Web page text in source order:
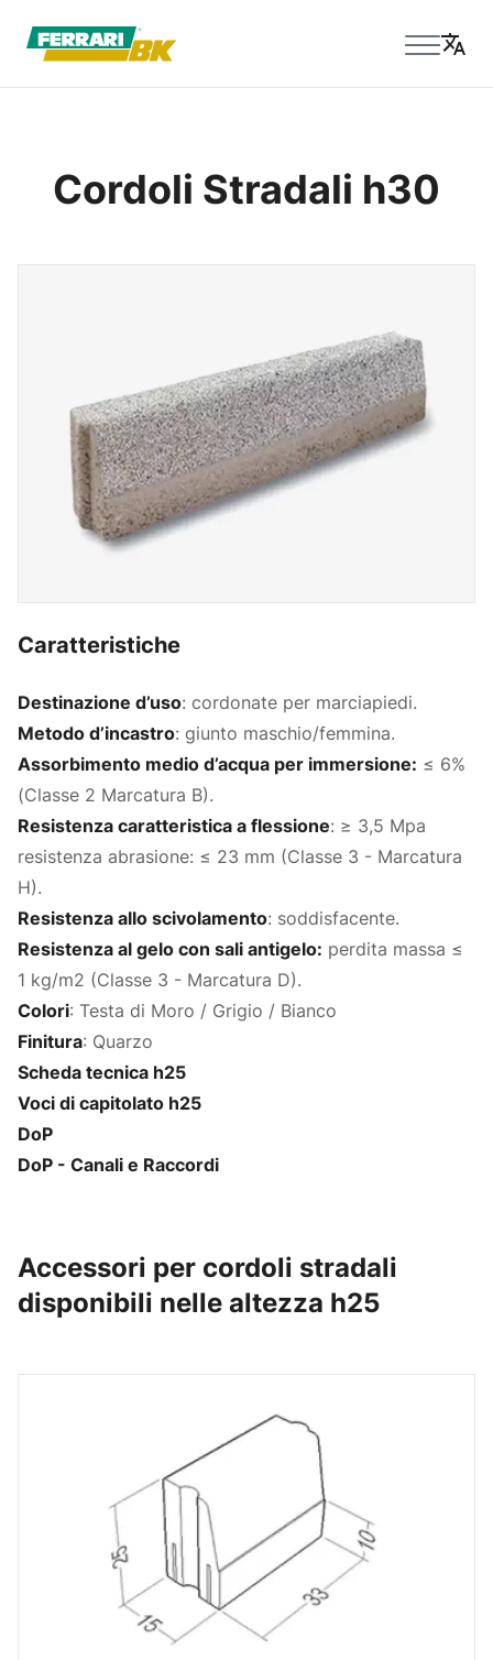
Cordoli Stradali h30
Caratteristiche
Destinazione d’uso: cordonate per marciapiedi.
Metodo d’incastro: giunto maschio/femmina.
Assorbimento medio d’acqua per immersione: ≤ 6%
(Classe 2 Marcatura B).
Resistenza caratteristica a flessione: ≥ 3,5 Mpa
resistenza abrasione: ≤ 23 mm (Classe 3 - Marcatura
H).
Resistenza allo scivolamento: soddisfacente.
Resistenza al gelo con sali antigelo: perdita massa ≤
1 kg/m2 (Classe 3 - Marcatura D).
Colori: Testa di Moro / Grigio / Bianco
Finitura: Quarzo
Scheda tecnica h25
Voci di capitolato h25
DoP
DoP - Canali e Raccordi
Accessori per cordoli stradali
disponibili nelle altezza h25